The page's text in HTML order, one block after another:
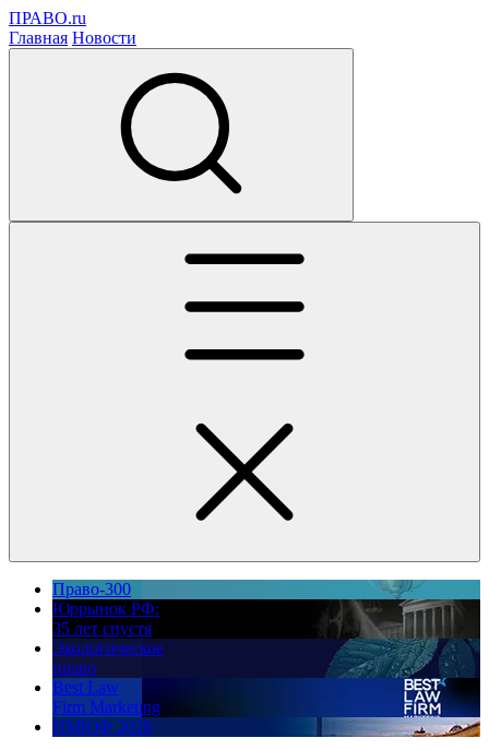
ПРАВО.ru
Главная Новости
Право-300
Юррынок РФ:
35 лет спустя
Экологическое
право
Best Law
Firm Marketing
ПМЮФ 2026